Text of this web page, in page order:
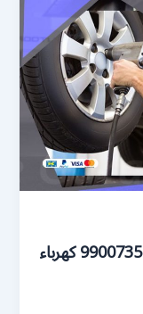
كراج غرب الجليب | كراج متنقل 99007355 كهرباء